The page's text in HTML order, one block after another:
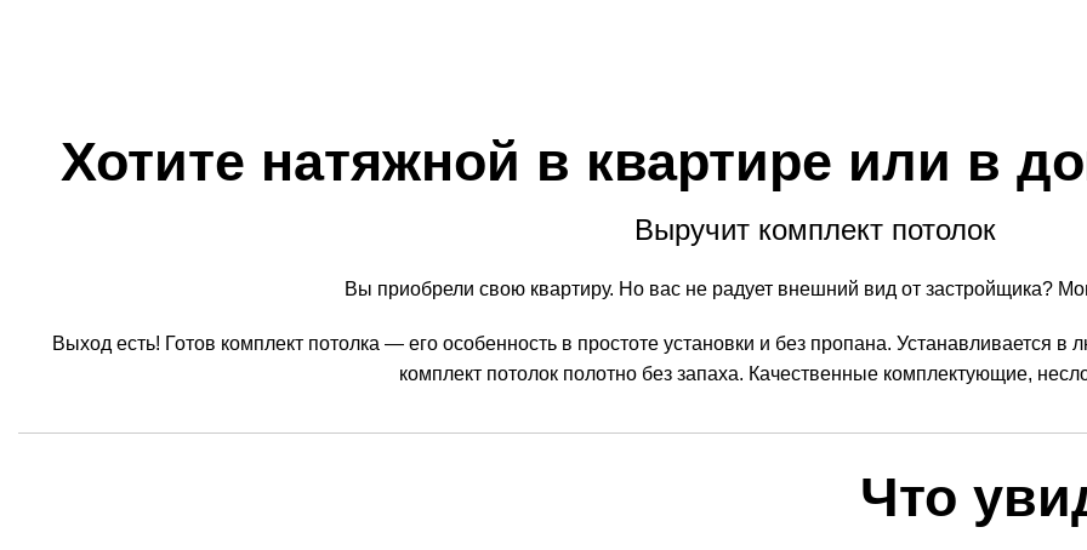
Хотите натяжной в квартире или в
Выручит комплект потолок
Вы приобрели свою квартиру. Но вас не радует внешний вид от застройщика?
Выход есть! Готов комплект потолка — его особенность в простоте установки и без пропана. Устанавливается
комплект потолок полотно без запаха. Качественные комплектующие,
Что